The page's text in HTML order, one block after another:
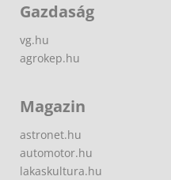
Gazdaság
vg.hu
agrokep.hu
Magazin
astronet.hu
automotor.hu
lakaskultura.hu